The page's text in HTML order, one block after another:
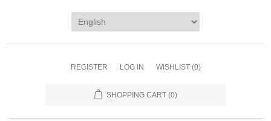
REGISTER LOG IN WISHLIST (0)
SHOPPING CART (0)